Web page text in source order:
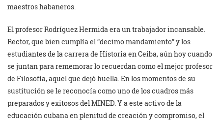
maestros habaneros.
El profesor Rodríguez Hermida era un trabajador incansable.
Rector, que bien cumplía el “decimo mandamiento” y los
estudiantes de la carrera de Historia en Ceiba, aún hoy cuando
se juntan para rememorar lo recuerdan como el mejor profesor
de Filosofía, aquel que dejó huella. En los momentos de su
sustitución se le reconocía como uno de los cuadros más
preparados y exitosos del MINED. Y a este activo de la
educación cubana en plenitud de creación y compromiso, el